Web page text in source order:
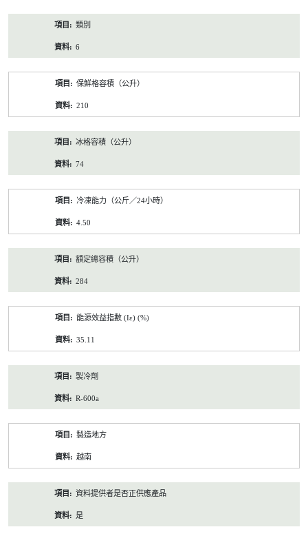
類別
6
保鮮格容積（公升）
210
冰格容積（公升）
74
冷凍能力（公斤／24小時）
4.50
額定總容積（公升）
284
能源效益指數 (Iε) (%)
35.11
製冷劑
R-600a
製造地方
越南
資料提供者是否正供應產品
是